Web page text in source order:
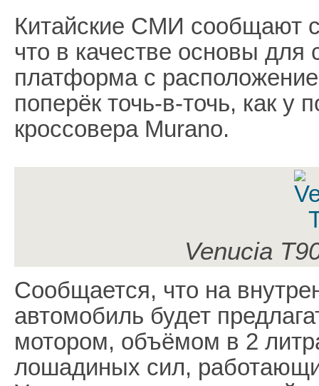
Китайские СМИ сообщают
что в качестве основы для
платформа с
поперёк точь-в-точь, как у
кроссовера Murano.
Venucia
Сообщается, что на
автомобиль будет
мотором, объёмом в 2
лошадиных сил,